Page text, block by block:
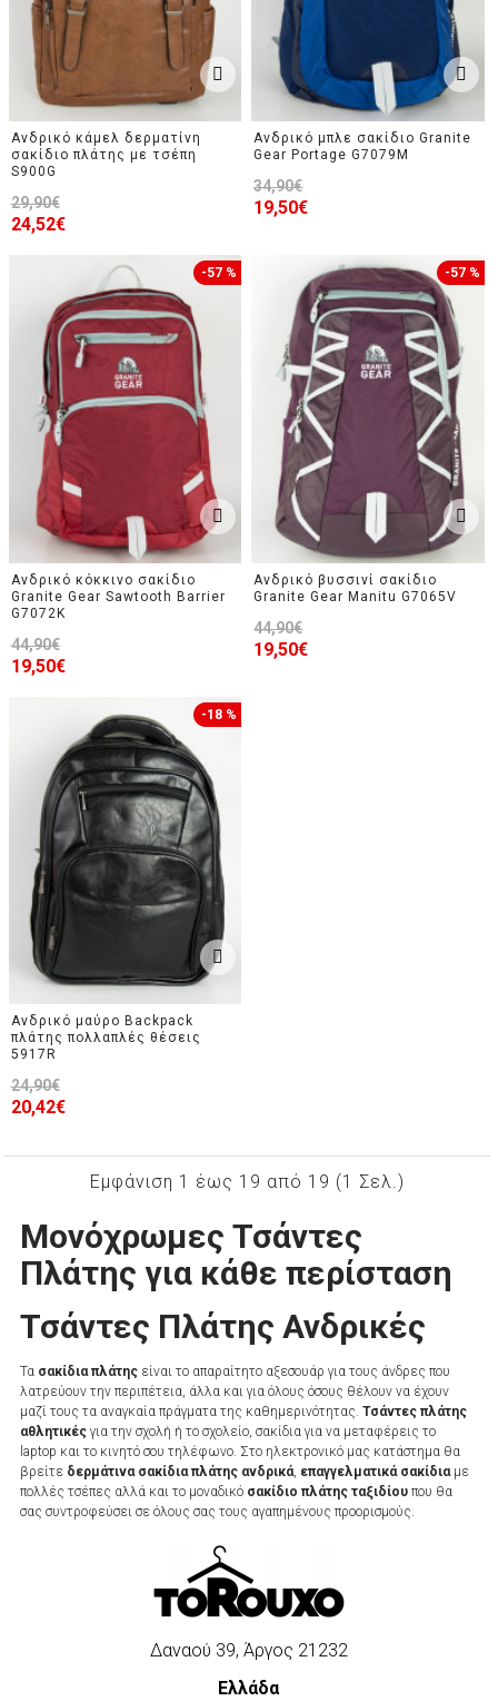
Μονόχρωμες Τσάντες
Πλάτης για κάθε περίσταση
Τσάντες Πλάτης Ανδρικές
Τα σακίδια πλάτης είναι το απαραίτητο αξεσουάρ για τους άνδρες που
λατρεύουν την περιπέτεια, άλλα και για όλους όσους θέλουν να έχουν
μαζί τους τα αναγκαία πράγματα της καθημερινότητας. Τσάντες πλάτης
αθλητικές για την σχολή ή το σχολείο, σακίδια για να μεταφέρεις το
laptop και το κινητό σου τηλέφωνο. Στο ηλεκτρονικό μας κατάστημα θα
βρείτε δερμάτινα σακίδια πλάτης ανδρικά, επαγγελματικά σακίδιαμε
πολλές τσέπες αλλά και το μοναδικό σακίδιο πλάτης ταξιδίου που θα
σας συντροφεύσει σε όλους σας τους αγαπημένους προορισμούς.
Ανδρικό κάμελ δερματίνη
σακίδιο πλάτης με τσέπη
S900G
24,52€
29,90€
Ανδρικό μπλε σακίδιο Granite
Gear Portage G7079M
19,50€
34,90€
-57 %
Ανδρικό κόκκινο σακίδιο
Granite Gear Sawtooth Barrier
G7072K
19,50€
44,90€
-57 %
Ανδρικό βυσσινί σακίδιο
Granite Gear Manitu G7065V
19,50€
44,90€
-18 %
Ανδρικό μαύρο Backpack
πλάτης πολλαπλές θέσεις
5917R
20,42€
24,90€
Εμφάνιση 1 έως 19 από 19 (1 Σελ.)
Δαναού 39, Άργος 21232
Ελλάδα